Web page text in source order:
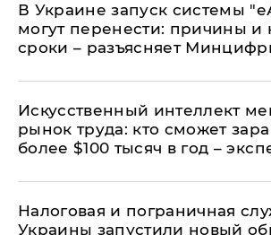
В Украине запуск системы
могут перенести: причины и
сроки – разъясняет
Искусственный интеллект
рынок труда: кто сможет
более $100 тысяч в год –
Налоговая и пограничная
Украины запустили новый